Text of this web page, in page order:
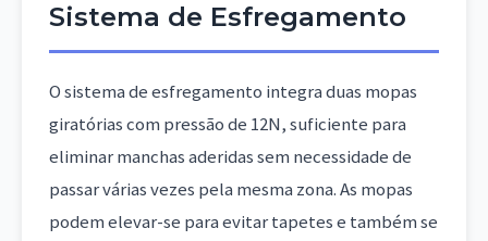
Sistema de Esfregamento
O sistema de esfregamento integra duas mopas
giratórias com pressão de 12N, suficiente para
eliminar manchas aderidas sem necessidade de
passar várias vezes pela mesma zona. As mopas
podem elevar-se para evitar tapetes e também se